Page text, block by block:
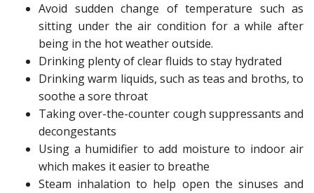
Avoid sudden change of temperature such as
sitting under the air condition for a while after
being in the hot weather outside.
Drinking plenty of clear fluids to stay hydrated
Drinking warm liquids, such as teas and broths, to
soothe a sore throat
Taking over-the-counter cough suppressants and
decongestants
Using a humidifier to add moisture to indoor air
which makes it easier to breathe
Steam inhalation to help open the sinuses and